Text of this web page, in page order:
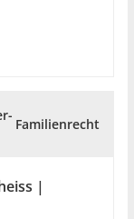
Familienrecht
|